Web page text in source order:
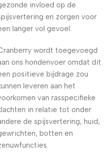
invloed op de
en zorgen voor
langer vol gevoel.
wordt toegevoegd
ons hondenvoer omdat dit
positieve bijdrage zou
leveren aan het
van rasspecifieke
in relatie tot onder
de spijsvertering, huid,
botten en